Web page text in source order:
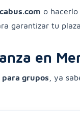
o
garantizar tu
en
grupos , ya